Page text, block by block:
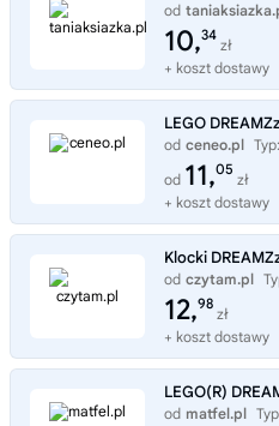
od
10,34
zł
+ koszt dostawy
od ceneo.pl Typ:
od 11,05
zł
+ koszt dostawy
od czytam.pl
12,98
zł
+ koszt dostawy
LEGO(R)
od matfel.pl